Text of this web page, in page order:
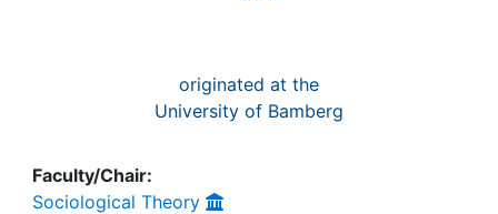
originated at the
University of Bamberg
Faculty/Chair:
Sociological Theory